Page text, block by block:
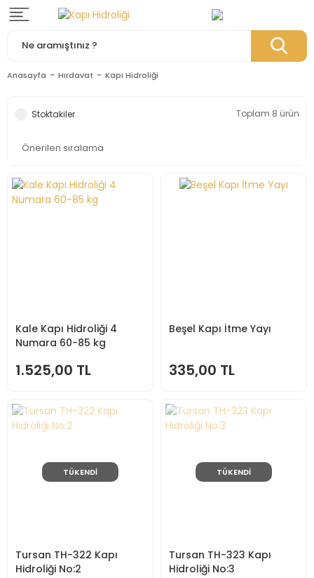
Anasayfa Hırdavat Kapı Hidroliği
Stoktakiler Toplam 8 ürün
Kale Kapı Hidroliği 4
Numara 60-85 kg
1.525,00 TL
Beşel Kapı İtme Yayı
335,00 TL
TÜKENDİ
Tursan TH-322 Kapı
Hidroliği No:2
TÜKENDİ
Tursan TH-323 Kapı
Hidroliği No:3